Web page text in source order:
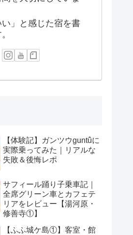
い」と感じた宿を書
【体験記】ガンツウguntûに
実際乗ってみた｜リアルな
失敗＆後悔レポ
サフィール踊り子乗車記｜
全席グリーン車とカフェテ
リアをレビュー【湯河原・
修善寺①】
【ふふ城ケ島①】客室・館